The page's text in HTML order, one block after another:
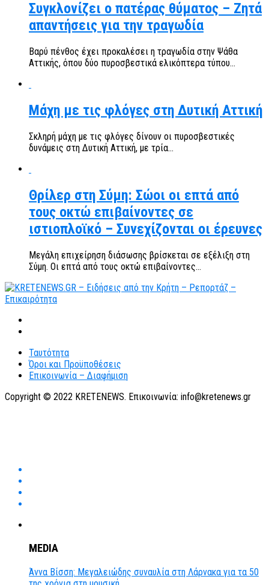
Συγκλονίζει ο πατέρας θύματος – Ζητά
απαντήσεις για την τραγωδία
Βαρύ πένθος έχει προκαλέσει η τραγωδία στην Ψάθα
Αττικής, όπου δύο πυροσβεστικά ελικόπτερα τύπου...
Μάχη με τις φλόγες στη Δυτική Αττική
Σκληρή μάχη με τις φλόγες δίνουν οι πυροσβεστικές
δυνάμεις στη Δυτική Αττική, με τρία...
Θρίλερ στη Σύμη: Σώοι οι επτά από
τους οκτώ επιβαίνοντες σε
ιστιοπλοϊκό – Συνεχίζονται οι έρευνες
Μεγάλη επιχείρηση διάσωσης βρίσκεται σε εξέλιξη στη
Σύμη. Οι επτά από τους οκτώ επιβαίνοντες...
Ταυτότητα
Όροι και Προϋποθέσεις
Επικοινωνία – Διαφήμιση
Copyright © 2022 KRETENEWS. Επικοινωνία: info@kretenews.gr
MEDIA
Άννα Βίσση: Μεγαλειώδης συναυλία στη Λάρνακα για τα 50